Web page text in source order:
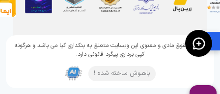
🛍️
تمامی حقوق مادی و معنوی این وبسایت متعلق به بنکداری کیا می باشد و هرگونه
کپی برداری پیگرد قانونی دارد.
باهـوش ساخته شده !